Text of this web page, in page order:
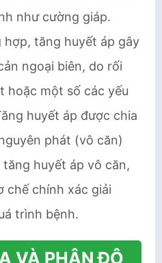
như cường giáp.
tăng huyết áp gây
ngoại biên, do rối
hoặc một số các yếu
huyết áp được chia
phát (vô căn)
huyết áp vô căn,
chế chính xác giải
trình bệnh.
VÀ PHÂN ĐỘ